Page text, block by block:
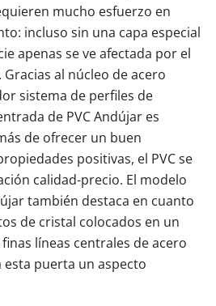
mucho esfuerzo en
incluso sin una capa especial
apenas se ve afectada por el
al núcleo de acero
sistema de perfiles de
de PVC Andújar es
de ofrecer un buen
positivas, el PVC se
calidad-precio. El modelo
también destaca en cuanto
de cristal colocados en un
líneas centrales de acero
puerta un aspecto